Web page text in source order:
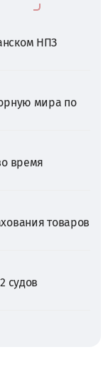
НПЗ
мира по
время
товаров
судов